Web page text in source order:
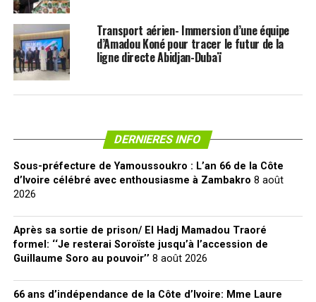
Transport aérien- Immersion d’une équipe
d’Amadou Koné pour tracer le futur de la
ligne directe Abidjan-Dubaï
DERNIERES INFO
Sous-préfecture de Yamoussoukro : L’an 66 de la Côte
d’Ivoire célébré avec enthousiasme à Zambakro 8 août
2026
Après sa sortie de prison/ El Hadj Mamadou Traoré
formel: ‘‘Je resterai Soroïste jusqu’à l’accession de
Guillaume Soro au pouvoir’’ 8 août 2026
66 ans d’indépendance de la Côte d’Ivoire: Mme Laure